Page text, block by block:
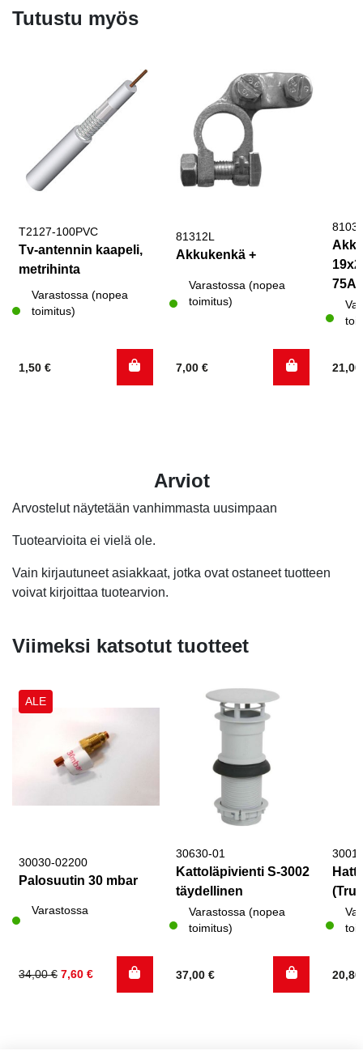
Tutustu myös
T2127-100PVC
Tv-antennin kaapeli,
metrihinta
Varastossa (nopea
toimitus)
1,50 €
81312L
Akkukenkä +
Varastossa (nopea
toimitus)
7,00 €
Arviot
Arvostelut näytetään vanhimmasta uusimpaan
Tuotearvioita ei vielä ole.
Vain kirjautuneet asiakkaat, jotka ovat ostaneet tuotteen
voivat kirjoittaa tuotearvion.
Viimeksi katsotut tuotteet
ALE
30030-02200
Palosuutin 30 mbar
Varastossa
34,00€
Alkuperäinen
7,60 €
Nykyinen
30630-01
Kattoläpivienti S-3002
täydellinen
Varastossa (nopea
toimitus)
37,00 €